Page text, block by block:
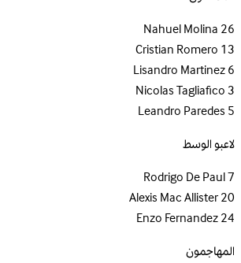
26
Nahuel Molina
13
Cristian Romero
6
Lisandro Martinez
3
Nicolas Tagliafico
5
Leandro Paredes
لاعبو الوسط
7
Rodrigo De Paul
20
Alexis Mac Allister
24
Enzo Fernandez
المهاجمون